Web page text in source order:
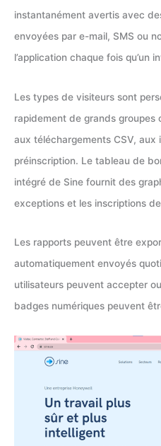
instantanément avertis avec
envoyées par e-mail, SMS ou
l’application chaque fois qu’un
Les types de visiteurs sont
rapidement de grands groupes
aux téléchargements CSV, aux
préinscription. Le tableau de
intégré de Sine fournit des
exceptions et les inscriptions
Les rapports peuvent être
automatiquement envoyés
utilisateurs peuvent accepter
badges numériques peuvent